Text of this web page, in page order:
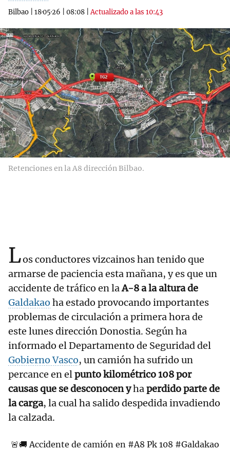
Bilbao
18·05·26 08:08 |Actualizado a las 10:43
Retenciones en la A8 dirección Bilbao.
Los conductores vizcainos han tenido que
armarse de paciencia esta mañana, y es que un
accidente de tráfico en laA-8 a la altura de
Galdakao ha estado provocando importantes
problemas de circulación a primera hora de
este lunes dirección Donostia. Según ha
informado el Departamento de Seguridad del
Gobierno Vasco, un camión ha sufrido un
percance en elpunto kilométrico 108 por
causas que se desconocen yhaperdido parte de
la carga, la cual ha salido despedida invadiendo
la calzada.
🚨🚚 Accidente de camión en #A8 Pk 108 #Galdakao